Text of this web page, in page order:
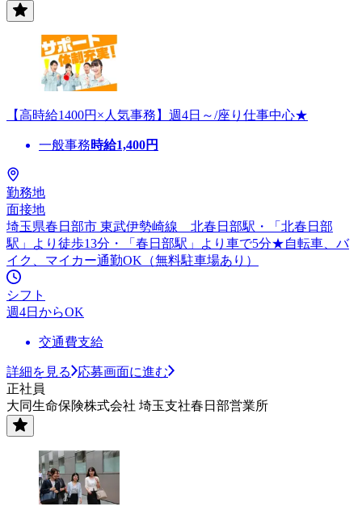
【高時給1400円×人気事務】週4日～/座り仕事中心★
一般事務時給1,400円
勤務地
面接地
埼玉県春日部市 東武伊勢崎線 北春日部駅・「北春日部
駅」より徒歩13分・「春日部駅」より車で5分★自転車、バ
イク、マイカー通勤OK（無料駐車場あり）
シフト
週4日からOK
交通費支給
詳細を見る
応募画面に進む
正社員
大同生命保険株式会社 埼玉支社春日部営業所